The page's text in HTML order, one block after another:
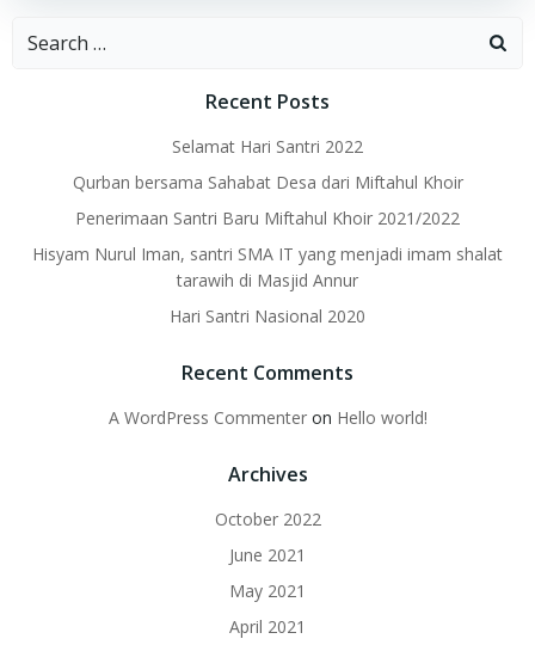
Search
Recent Posts
Selamat Hari Santri 2022
Qurban bersama Sahabat Desa dari Miftahul Khoir
Penerimaan Santri Baru Miftahul Khoir 2021/2022
Hisyam Nurul Iman, santri SMA IT yang menjadi imam shalat
tarawih di Masjid Annur
Hari Santri Nasional 2020
Recent Comments
A WordPress Commenteron Hello world!
Archives
October 2022
June 2021
May 2021
April 2021